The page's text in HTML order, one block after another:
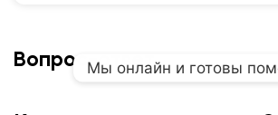
Вопрос-ответМы онлайн и готовы